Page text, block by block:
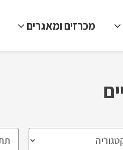
מכרזים ומאגרים